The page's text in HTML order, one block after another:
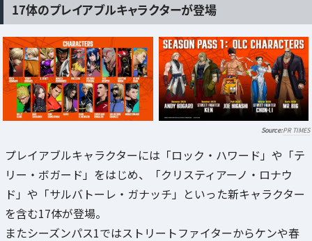
17体のプレイアブルキャラクターが登場
PR TIMES
プレイアブルキャラクターには「ロック・ハワード」や「テ
リー・ボガード」をはじめ、「クリスティアーノ・ロナウ
ド」や「サルバトーレ・ガナッチ」といった新キャラクター
を含む17体が登場。
またシーズンパス1ではストリートファイターからケンや春